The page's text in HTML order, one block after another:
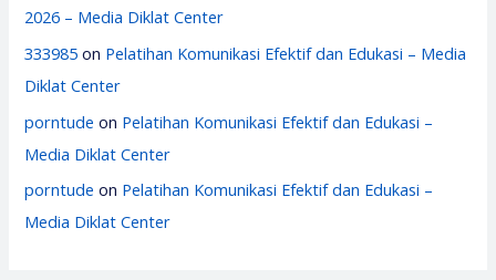
2026 – Media Diklat Center
333985 on Pelatihan Komunikasi Efektif dan Edukasi – Media
Diklat Center
porntude on Pelatihan Komunikasi Efektif dan Edukasi –
Media Diklat Center
porntude on Pelatihan Komunikasi Efektif dan Edukasi –
Media Diklat Center